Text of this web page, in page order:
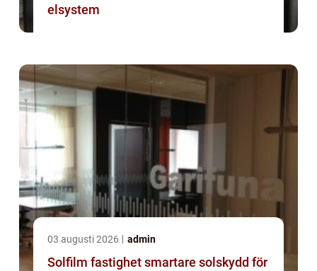
elsystem
03 augusti 2026 admin
Solfilm fastighet smartare solskydd för